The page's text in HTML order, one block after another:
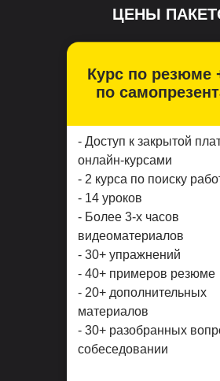
Курс по резюме
по
- Доступ к закрытой
онлайн-курсами
- 2 курса по поиску
- 14 уроков
- Более 3-х часов
видеоматериалов
- 30+ упражнений
- 40+ примеров резюме
- 20+ дополнительных
материалов
- 30+ разобранных
собеседовании
ЦЕНЫ